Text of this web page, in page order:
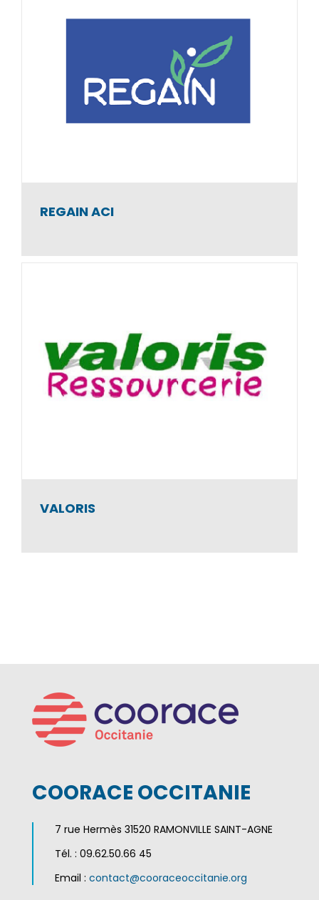
REGAIN ACI
VALORIS
COORACE OCCITANIE
7 rue Hermès 31520 RAMONVILLE SAINT-AGNE
Tél. : 09.62.50.66 45
Email : contact@cooraceoccitanie.org